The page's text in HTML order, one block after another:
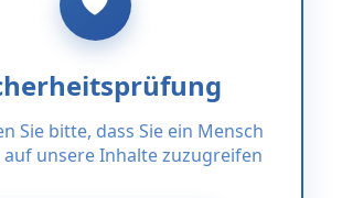
Sie bitte, dass Sie ein Mensch
unsere Inhalte zuzugreifen